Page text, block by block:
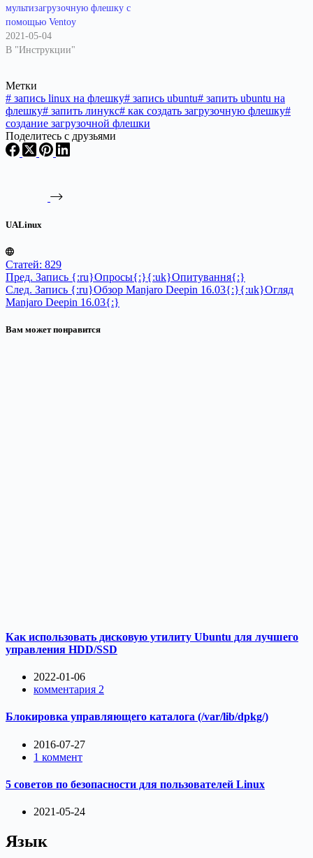
мультизагрузочную флешку с
помощью Ventoy
2021-05-04
В "Инструкции"
Метки
# запись linux на флешку# запись ubuntu# запить ubuntu на
флешку# запить линукс# как создать загрузочную флешку#
создание загрузочной флешки
Поделитесь с друзьями
UALinux
Статей: 829
Пред. Запись {:ru}Опросы{:}{:uk}Опитування{:}
След. Запись {:ru}Обзор Manjaro Deepin 16.03{:}{:uk}Огляд
Manjaro Deepin 16.03{:}
Вам может понравится
Как использовать дисковую утилиту Ubuntu для лучшего
управления HDD/SSD
2022-01-06
комментария 2
Блокировка управляющего каталога (/var/lib/dpkg/)
2016-07-27
1 коммент
5 советов по безопасности для пользователей Linux
2021-05-24
Язык